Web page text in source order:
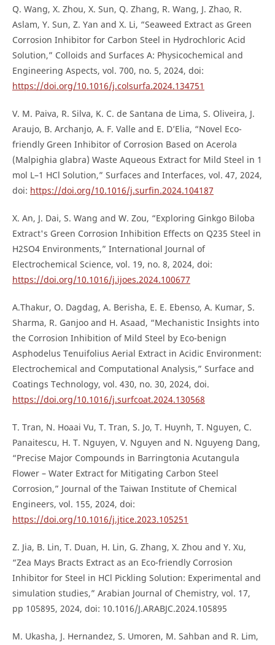
Q. Wang, X. Zhou, X. Sun, Q. Zhang, R. Wang, J. Zhao, R.
Aslam, Y. Sun, Z. Yan and X. Li, “Seaweed Extract as Green
Corrosion Inhibitor for Carbon Steel in Hydrochloric Acid
Solution,” Colloids and Surfaces A: Physicochemical and
Engineering Aspects, vol. 700, no. 5, 2024, doi:
https://doi.org/10.1016/j.colsurfa.2024.134751
V. M. Paiva, R. Silva, K. C. de Santana de Lima, S. Oliveira, J.
Araujo, B. Archanjo, A. F. Valle and E. D’Elia, “Novel Eco-
friendly Green Inhibitor of Corrosion Based on Acerola
(Malpighia glabra) Waste Aqueous Extract for Mild Steel in 1
mol L–1 HCl Solution,” Surfaces and Interfaces, vol. 47, 2024,
doi: https://doi.org/10.1016/j.surfin.2024.104187
X. An, J. Dai, S. Wang and W. Zou, “Exploring Ginkgo Biloba
Extract's Green Corrosion Inhibition Effects on Q235 Steel in
H2SO4 Environments,” International Journal of
Electrochemical Science, vol. 19, no. 8, 2024, doi:
https://doi.org/10.1016/j.ijoes.2024.100677
A.Thakur, O. Dagdag, A. Berisha, E. E. Ebenso, A. Kumar, S.
Sharma, R. Ganjoo and H. Asaad, “Mechanistic Insights into
the Corrosion Inhibition of Mild Steel by Eco-benign
Asphodelus Tenuifolius Aerial Extract in Acidic Environment:
Electrochemical and Computational Analysis,” Surface and
Coatings Technology, vol. 430, no. 30, 2024, doi.
https://doi.org/10.1016/j.surfcoat.2024.130568
T. Tran, N. Hoaai Vu, T. Tran, S. Jo, T. Huynh, T. Nguyen, C.
Panaitescu, H. T. Nguyen, V. Nguyen and N. Nguyeng Dang,
“Precise Major Compounds in Barringtonia Acutangula
Flower – Water Extract for Mitigating Carbon Steel
Corrosion,” Journal of the Taiwan Institute of Chemical
Engineers, vol. 155, 2024, doi:
https://doi.org/10.1016/j.jtice.2023.105251
Z. Jia, B. Lin, T. Duan, H. Lin, G. Zhang, X. Zhou and Y. Xu,
“Zea Mays Bracts Extract as an Eco-friendly Corrosion
Inhibitor for Steel in HCl Pickling Solution: Experimental and
simulation studies,” Arabian Journal of Chemistry, vol. 17,
pp 105895, 2024, doi: 10.1016/J.ARABJC.2024.105895
M. Ukasha, J. Hernandez, S. Umoren, M. Sahban and R. Lim,